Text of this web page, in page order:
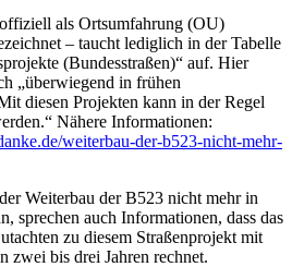
als Ortsumfahrung (OU)
– taucht lediglich in der Tabelle
(Bundesstraßen)“ auf. Hier
„überwiegend in frühen
diesen Projekten kann in der Regel
Nähere Informationen:
weiterbau-der-b523-nicht-mehr-
Weiterbau der B523 nicht mehr in
sprechen auch Informationen, dass das
zu diesem Straßenprojekt mit
zwei bis drei Jahren rechnet.